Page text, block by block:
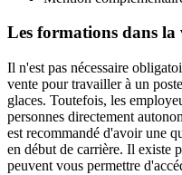
Les formations dans la
Il n'est pas nécessaire
vente pour travailler à un
glaces. Toutefois, les
personnes directement
est recommandé d'avoir une
en début de carrière. Il existe
peuvent vous permettre